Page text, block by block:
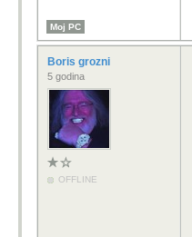
Moj PC
Boris grozni
5 godina
OFFLINE